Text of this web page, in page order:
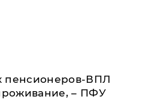
пенсионеров-ВПЛ
– ПФУ